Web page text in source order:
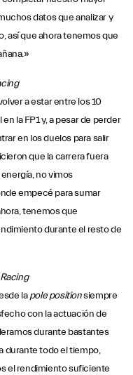
datos que analizar y
así que ahora tenemos que
a estar entre los 10
la FP1 y, a pesar de perder
en los duelos para salir
que la carrera fuera
no vimos
empecé para sumar
tenemos que
durante el resto de
lapole positionsiempre
con la actuación de
durante bastantes
durante todo el tiempo,
el rendimiento suficiente